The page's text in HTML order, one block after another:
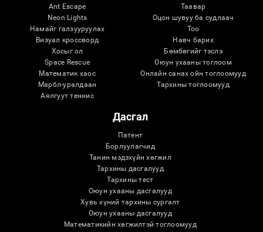
Ant Escape
Neon Lights
Намайг галзууруулах
Визуал кроссворд
Хосыг ол
Space Rescue
Математик хаос
Марбл-уралдаан
Аялгуут теннис
Таавар
Оцон шувуу ба судлаач
Тоо
Навч барих
Бөмбөгийг тэслэ
Оюун ухааны тоглоом
Онлайн санах ойн тоглоомууд
Тархины тоглоомууд
Дасгал
Патент
Борлуулагчид
Танин мэдэхүйн хөгжил
Тархины дасгалууд
Тархины тест
Оюун ухааны дасгалууд
Хувь хүний ​​тархины сургалт
Оюун ухааны дасгалууд
Математикийн хөгжилтэй тоглоомууд